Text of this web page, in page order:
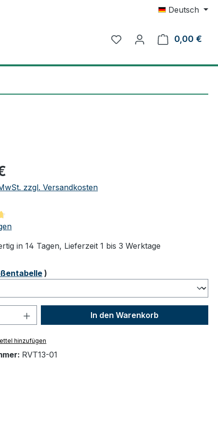
Deutsch
0,00 €
zzgl. Versandkosten
Bewertung von 4.67 von 5 Sternen
in 14 Tagen, Lieferzeit 1 bis 3 Werktage
)
Gib den gewünschten Wert
In den Warenkorb
hinzufügen
RVT13-01